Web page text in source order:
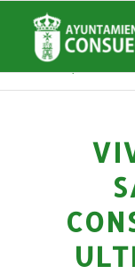
Noticias
Usted está aquí: Inicio
Empleo y Desarrollo
/